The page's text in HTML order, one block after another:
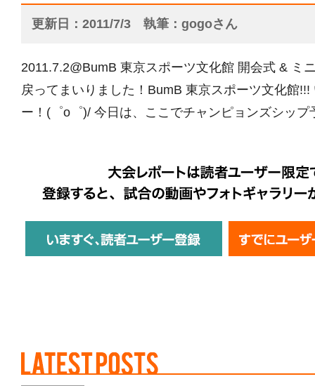
更新日 2011/7/3 執筆 gogoさん
2011.7.2@BumB 東京スポーツ文化館 開会式 & ミ
戻ってまいりました！BumB 東京スポーツ文化館
ー！(゜o゜)/ 今日は、ここでチャンピョンズシッ